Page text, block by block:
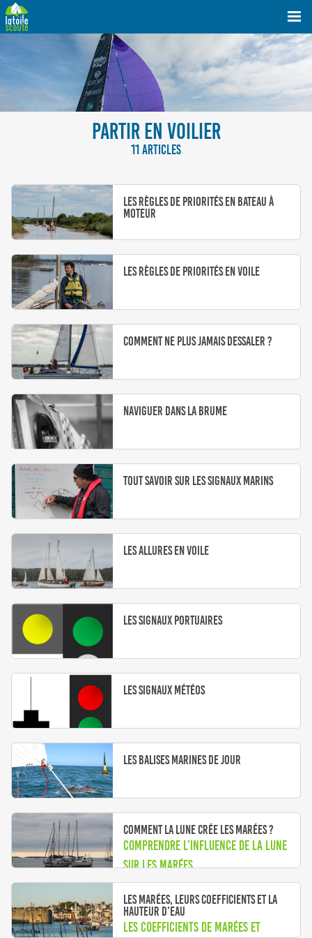
PARTIR EN VOILIER
11 ARTICLES
Les règles de priorités en bateau à
moteur
Les règles de priorités en voile
Comment ne plus jamais dessaler ?
Naviguer dans la brume
Tout savoir sur les signaux marins
Les allures en voile
Les signaux portuaires
Les signaux météos
Les balises marines de jour
Comment la Lune crée les marées ?
Comprendre l’influence de la Lune
sur les marées
Les marées, leurs coefficients et la
hauteur d’eau
Les coefficients de marées et